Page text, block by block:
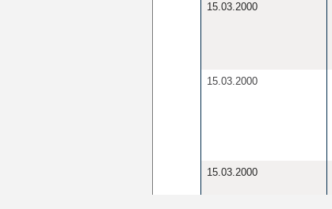
15.03.2000
15.03.2000
15.03.2000